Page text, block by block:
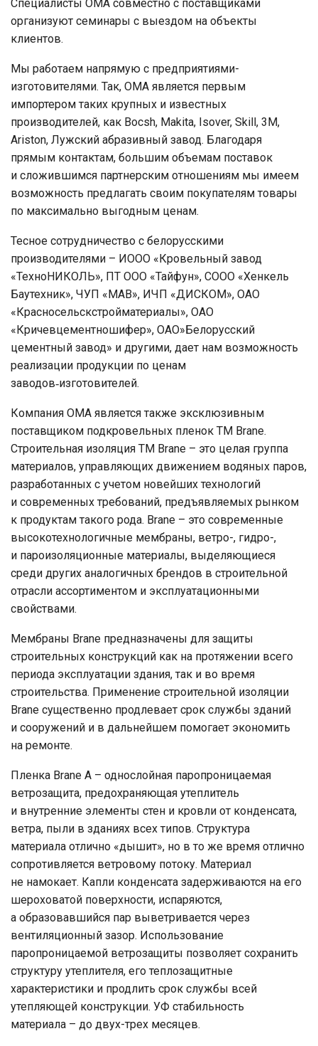
Специалисты ОМА совместно с поставщиками
организуют семинары с выездом на объекты
клиентов.
Мы работаем напрямую с предприятиями-
изготовителями. Так, ОМА является первым
импортером таких крупных и известных
производителей, как Bocsh, Makita, Isover, Skill, 3M,
Ariston, Лужский абразивный завод. Благодаря
прямым контактам, большим объемам поставок
и сложившимся партнерским отношениям мы имеем
возможность предлагать своим покупателям товары
по максимально выгодным ценам.
Тесное сотрудничество с белорусскими
производителями – ИООО «Кровельный завод
«ТехноНИКОЛЬ», ПТ ООО «Тайфун», СООО «Хенкель
Баутехник», ЧУП «МАВ», ИЧП «ДИСКОМ», ОАО
«Красносельскстройматериалы», ОАО
«Кричевцементношифер», ОАО»Белорусский
цементный завод» и другими, дает нам возможность
реализации продукции по ценам
заводов‑изготовителей.
Компания ОМА является также эксклюзивным
поставщиком подкровельных пленок ТМ Brane.
Строительная изоляция ТМ Brane – это целая группа
материалов, управляющих движением водяных паров,
разработанных с учетом новейших технологий
и современных требований, предъявляемых рынком
к продуктам такого рода. Brane – это современные
высокотехнологичные мембраны, ветро-, гидро-,
и пароизоляционные материалы, выделяющиеся
среди других аналогичных брендов в строительной
отрасли ассортиментом и эксплуатационными
свойствами.
Мембраны Brane предназначены для защиты
строительных конструкций как на протяжении всего
периода эксплуатации здания, так и во время
строительства. Применение строительной изоляции
Brane существенно продлевает срок службы зданий
и сооружений и в дальнейшем помогает экономить
на ремонте.
Пленка Brane А – однослойная паропроницаемая
ветрозащита, предохраняющая утеплитель
и внутренние элементы стен и кровли от конденсата,
ветра, пыли в зданиях всех типов. Структура
материала отлично «дышит», но в то же время отлично
сопротивляется ветровому потоку. Материал
не намокает. Капли конденсата задерживаются на его
шероховатой поверхности, испаряются,
а образовавшийся пар выветривается через
вентиляционный зазор. Использование
паропроницаемой ветрозащиты позволяет сохранить
структуру утеплителя, его теплозащитные
характеристики и продлить срок службы всей
утепляющей конструкции. УФ стабильность
материала – до двух-трех месяцев.